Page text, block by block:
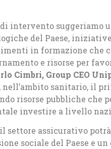
intervento suggeriamo
del Paese,
in formazione che
e risorse per
Cimbri, Group CEO
nell’ambito sanitario, il
risorse pubbliche che
investire a livello
settore assicurativo
sociale del Paese e